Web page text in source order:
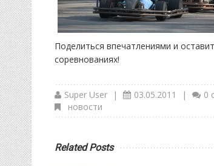
Поделиться впечатлениями и
соревнованиях!
Super User | 03.05.2011 |
0
новости
Related Posts